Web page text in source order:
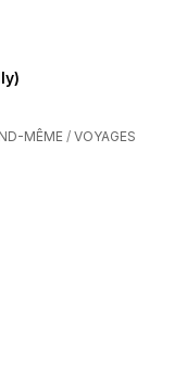
MÊME / VOYAGES